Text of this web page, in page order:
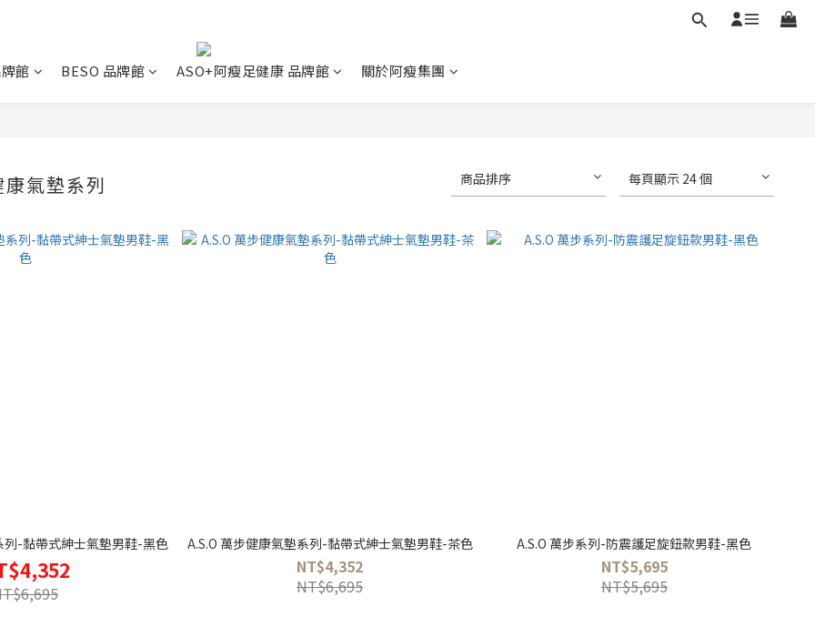
館 BESO 品牌館 ASO+阿瘦足健康 品牌館 關於阿瘦集團
氣墊系列 商品排序 每頁顯示 24 個
列-黏帶式紳士氣墊男鞋-黑色 A.S.O 萬步健康氣墊系列-黏帶式紳士氣墊男鞋-茶色
NT$4,352
NT$6,695
A.S.O 萬步系列-防震護足旋鈕款男鞋-黑色
NT$5,695
NT$5,695